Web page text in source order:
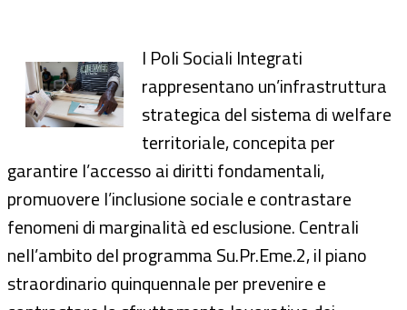
I Poli Sociali Integrati
rappresentano un’infrastruttura
strategica del sistema di welfare
territoriale, concepita per
garantire l’accesso ai diritti fondamentali,
promuovere l’inclusione sociale e contrastare
fenomeni di marginalità ed esclusione. Centrali
nell’ambito del programma Su.Pr.Eme.2, il piano
straordinario quinquennale per prevenire e